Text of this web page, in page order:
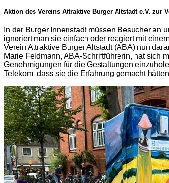
Aktion des Vereins Attraktive Burger Altstadt e.V. zur
In der Burger Innenstadt müssen Besucher an
ignoriert man sie einfach oder reagiert mit
Verein Attraktive Burger Altstadt (ABA) nun
Marie Feldmann, ABA-Schriftführerin, hat sich
Genehmigungen für die Gestaltungen
Telekom, dass sie die Erfahrung gemacht